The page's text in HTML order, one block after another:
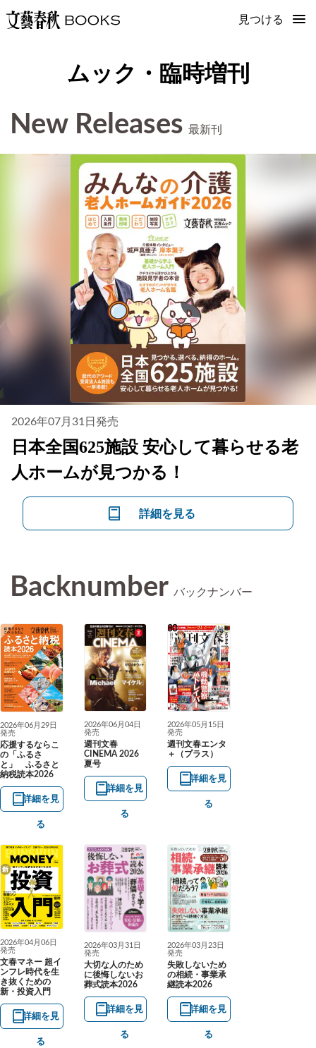
見つける
ムック・臨時増刊
New Releases 最新刊
2026年07月31日発売
日本全国625施設 安心して暮らせる老
人ホームが見つかる！
詳細を見る
Backnumber バックナンバー
2026年06月29日
発売
応援するならこ
の「ふるさ
と」 ふるさと
納税読本2026
詳細を見
る
2026年06月04日
発売
週刊文春
CINEMA 2026
夏号
詳細を見
る
2026年05月15日
発売
週刊文春エンタ
＋（プラス）
詳細を見
る
2026年04月06日
発売
文春マネー 超イ
ンフレ時代を生
き抜くための
新・投資入門
詳細を見
る
2026年03月31日
発売
大切な人のため
に後悔しないお
葬式読本2026
詳細を見
る
2026年03月23日
発売
失敗しないため
の相続・事業承
継読本2026
詳細を見
る